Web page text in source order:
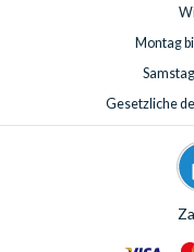
Montag
Gesetzliche